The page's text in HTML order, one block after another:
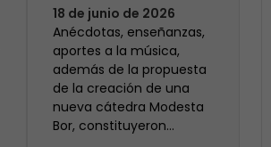
18 de junio de 2026
Anécdotas, enseñanzas,
aportes a la música,
además de la propuesta
de la creación de una
nueva cátedra Modesta
Bor, constituyeron…